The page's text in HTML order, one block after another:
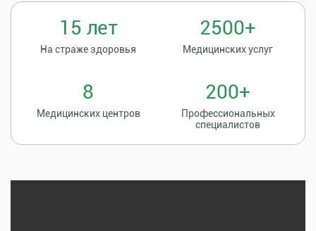
15 лет
На страже здоровья
2500+
Медицинских услуг
8
Медицинских центров
200+
Профессиональных
специалистов